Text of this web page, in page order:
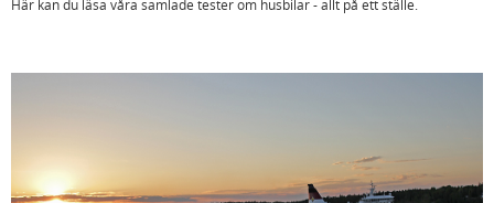
Här kan du läsa våra samlade tester om husbilar - allt på ett ställe.